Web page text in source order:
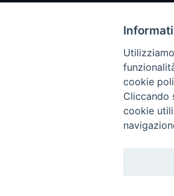
Copyright © 2019 - Tutti i
cookie
Cliccando
cookie